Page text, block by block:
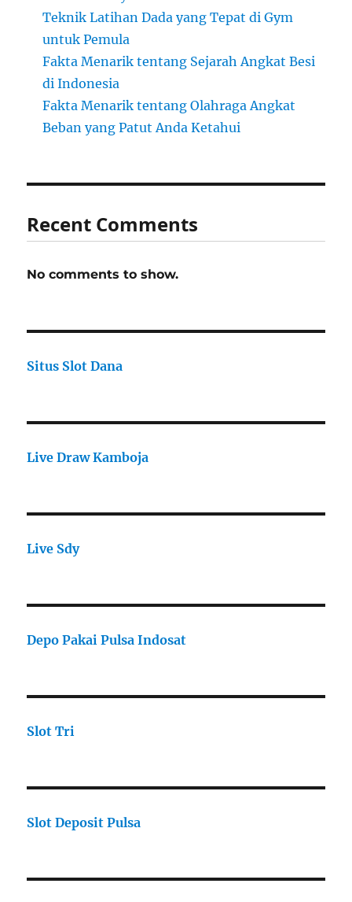
Teknik Latihan Dada yang Tepat di Gym
untuk Pemula
Fakta Menarik tentang Sejarah Angkat Besi
di Indonesia
Fakta Menarik tentang Olahraga Angkat
Beban yang Patut Anda Ketahui
Recent Comments
No comments to show.
Situs Slot Dana
Live Draw Kamboja
Live Sdy
Depo Pakai Pulsa Indosat
Slot Tri
Slot Deposit Pulsa